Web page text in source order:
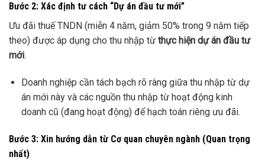
Bước 2: Xác định tư cách “Dự án đầu tư mới”
Ưu đãi thuế TNDN (miễn 4 năm, giảm 50% trong 9 năm tiếp
theo) được áp dụng cho thu nhập từ thực hiện dự án đầu tư
mới.
Doanh nghiệp cần tách bạch rõ ràng giữa thu nhập từ dự
án mới này và các nguồn thu nhập từ hoạt động kinh
doanh cũ (đang hoạt động) để hạch toán riêng ưu đãi.
Bước 3: Xin hướng dẫn từ Cơ quan chuyên ngành (Quan trọng
nhất)